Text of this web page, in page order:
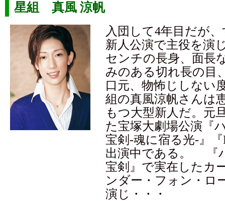
星組 真風 涼帆
入団して4年目だが
新人公演で主役を演
センチの長身、面長
みのある切れ長の目
口元、物怖じしない
組の真風涼帆さんは
もつ大型新人だ。元
た宝塚大劇場公演『
宝剣-魂に宿る光-』
出演中である。 『
宝剣』で実在したカ
ンダー・フォン・ロ
演じ・・・